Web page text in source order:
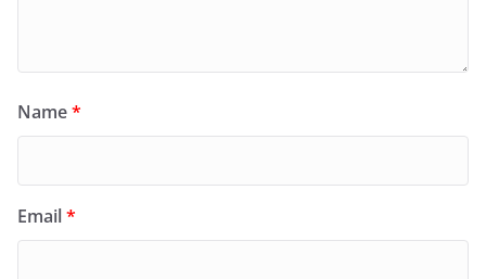
Name*
Email*